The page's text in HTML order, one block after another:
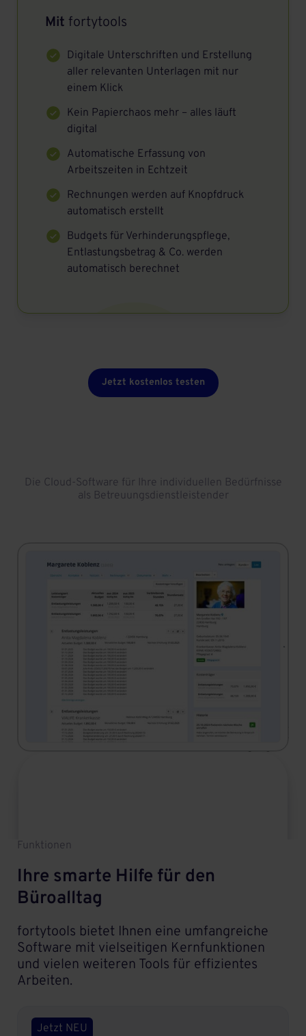
Mit fortytools
Digitale Unterschriften und Erstellung
aller relevanten Unterlagen mit nur
einem Klick
Kein Papierchaos mehr – alles läuft
digital
Automatische Erfassung von
Arbeitszeiten in Echtzeit
Rechnungen werden auf Knopfdruck
automatisch erstellt
Budgets für Verhinderungspflege,
Entlastungsbetrag & Co. werden
automatisch berechnet
Jetzt kostenlos testen
Die Cloud-Software für Ihre individuellen Bedürfnisse
als Betreuungsdienstleistender
Funktionen
Ihre smarte Hilfe für den
Büroalltag
fortytools bietet Ihnen eine umfangreiche
Software mit vielseitigen Kernfunktionen
und vielen weiteren Tools für effizientes
Arbeiten.
Jetzt NEU